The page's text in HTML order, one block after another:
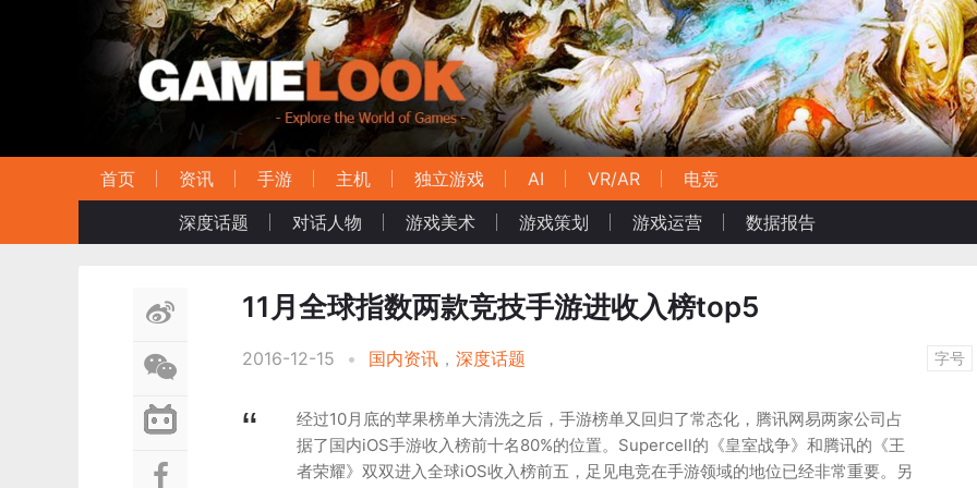
首页 资讯 手游 主机 独立游戏 AI VR/AR
电竞
深度话题
对话人物 游戏美术 游戏策划 游戏运营 数据报告
11月全球指数两款竞技手游进收入榜top5
2016-12-15 • 国内资讯 ， 深度话题 字号
经过10月底的苹果榜单大清洗之后，手游榜单又回归了常态化，腾讯网易两家公司占
据了国内iOS手游收入榜前十名80%的位置。Supercell的《皇室战争》和腾讯的《王
者荣耀》双双进入全球iOS收入榜前五，足见电竞在手游领域的地位已经非常重要。另